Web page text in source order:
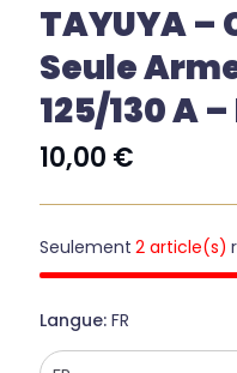
TAYUYA –
Seule
125/130 A
10,00 €
Seulement 2 article(s)
Langue FR